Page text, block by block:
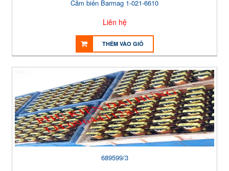
Cảm biến Barmag 1-021-6610
Liên hệ
THÊM VÀO GIỎ
689599/3